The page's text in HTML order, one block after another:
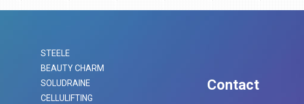
STEELE
BEAUTY CHARM
SOLUDRAINE
CELLULIFTING
Contact